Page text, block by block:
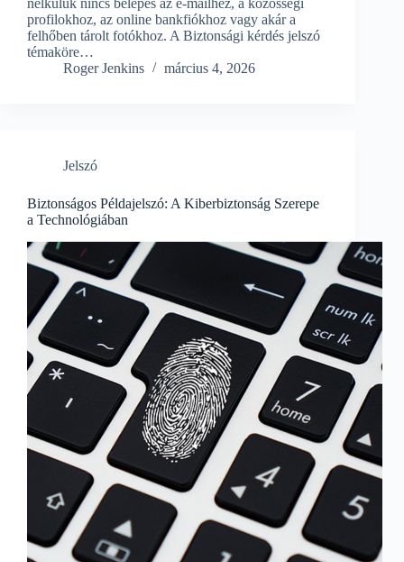
nélkülük nincs belépés az e-mailhez, a közösségi
profilokhoz, az online bankfiókhoz vagy akár a
felhőben tárolt fotókhoz. A Biztonsági kérdés jelszó
témaköre…
Roger Jenkins
március 4, 2026
Jelszó
Biztonságos Példajelszó: A Kiberbiztonság Szerepe
a Technológiában